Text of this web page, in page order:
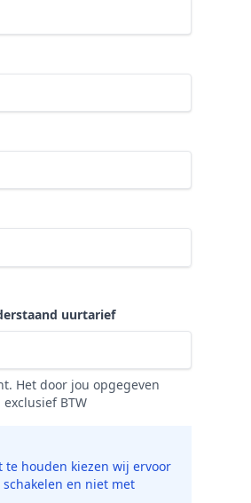
uurtarief
Het door jou opgegeven
BTW
houden kiezen wij ervoor
en niet met